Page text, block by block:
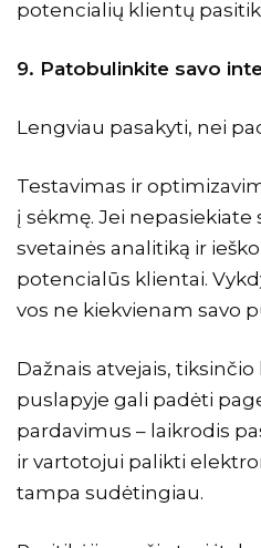
potencialių klientų
9. Patobulinkite savo
Lengviau pasakyti, nei
Testavimas ir
į sėkmę. Jei nepasiekiate
svetainės analitiką ir
potencialūs klientai.
vos ne kiekvienam savo
Dažnais atvejais,
puslapyje gali padėti
pardavimus – laikrodis
ir vartotojui palikti
tampa sudėtingiau.